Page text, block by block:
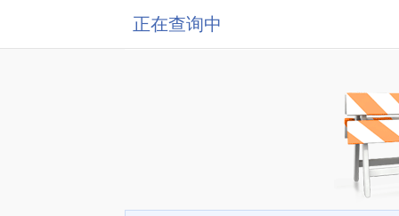
正在查询中